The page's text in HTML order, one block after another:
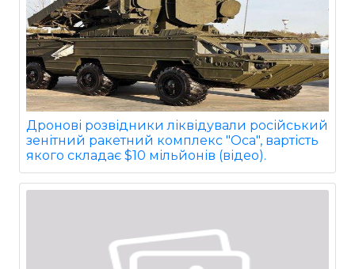
Дронові розвідники ліквідували російський
зенітний ракетний комплекс "Оса", вартість
якого складає $10 мільйонів (відео).